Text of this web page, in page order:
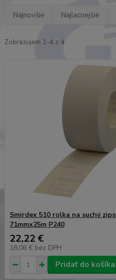
Najnovšie Najlacnejšie
Zobrazujem 1-4 z 4
Smirdex 510 rolka na suchý zips
71mmx25m P240
22,22 €
18,06 € bez DPH
Pridať do košíka